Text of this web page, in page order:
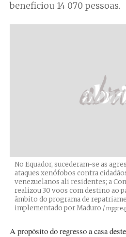
beneficiou 14 070 pessoas.
No Equador, sucederam-se as
ataques xenófobos contra
venezuelanos ali residentes; a
realizou 30 voos com destino ao
âmbito do programa de
implementado por Maduro Créditos
/
A propósito do regresso a casa